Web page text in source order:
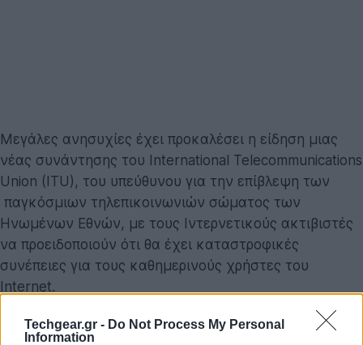
Techgear.gr - Do Not Process My Personal
Information
Μεγάλες ανησυχίες έχει προκαλέσει η είδηση μιας
νέας συνάντησης του International Telecommunications
Union (ITU), του υπεύθυνου για την επίβλεψη των
παγκόσμιων τηλεπικοινωνιών σώματος των
Ηνωμένων Εθνών, με τους Ιντερνετικούς ακτιβιστές
να προειδοποιούν ότι θα έχει καταστροφικές
συνέπειες για τους καθημερινούς χρήστες του
Internet.